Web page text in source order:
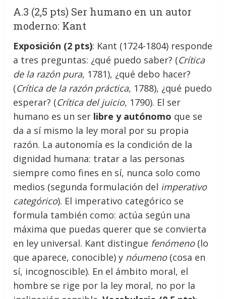
A.3 (2,5 pts) Ser humano en un autor
moderno: Kant
Exposición (2 pts): Kant (1724-1804) responde
a tres preguntas: ¿qué puedo saber? (Crítica
de la razón pura, 1781), ¿qué debo hacer?
(Crítica de la razón práctica, 1788), ¿qué puedo
esperar? (Crítica del juicio, 1790). El ser
humano es un ser libre y autónomo que se
da a sí mismo la ley moral por su propia
razón. La autonomía es la condición de la
dignidad humana: tratar a las personas
siempre como fines en sí, nunca solo como
medios (segunda formulación del imperativo
categórico). El imperativo categórico se
formula también como: actúa según una
máxima que puedas querer que se convierta
en ley universal. Kant distingue fenómeno(lo
que aparece, conocible) y nóumeno(cosa en
sí, incognoscible). En el ámbito moral, el
hombre se rige por la ley moral, no por la